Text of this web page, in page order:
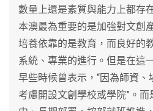
數量上還是素質與能力上都存
本澳最為重要的是加強對文創
培養依靠的是教育，而良好的
系統、專業的進行。但是在這
早些時候曾表示，“因為師資
考慮開設文創學校或學院”。而